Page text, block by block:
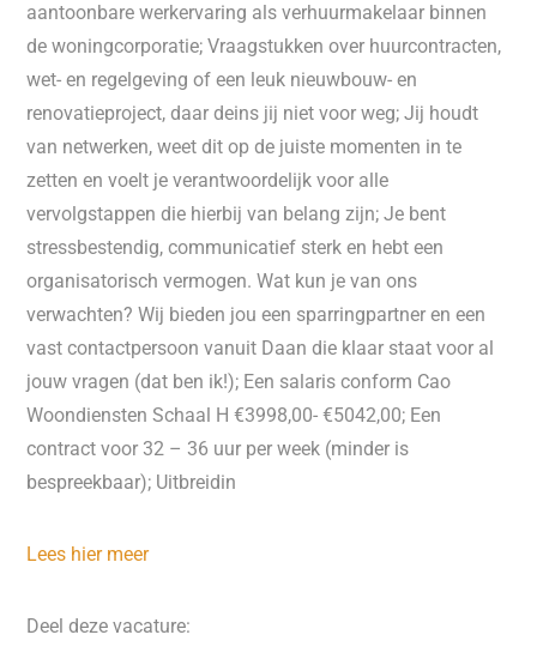
aantoonbare werkervaring als verhuurmakelaar binnen
de woningcorporatie; Vraagstukken over huurcontracten,
wet- en regelgeving of een leuk nieuwbouw- en
renovatieproject, daar deins jij niet voor weg; Jij houdt
van netwerken, weet dit op de juiste momenten in te
zetten en voelt je verantwoordelijk voor alle
vervolgstappen die hierbij van belang zijn; Je bent
stressbestendig, communicatief sterk en hebt een
organisatorisch vermogen. Wat kun je van ons
verwachten? Wij bieden jou een sparringpartner en een
vast contactpersoon vanuit Daan die klaar staat voor al
jouw vragen (dat ben ik!); Een salaris conform Cao
Woondiensten Schaal H €3998,00- €5042,00; Een
contract voor 32 – 36 uur per week (minder is
bespreekbaar); Uitbreidin
Lees hier meer
Deel deze vacature: